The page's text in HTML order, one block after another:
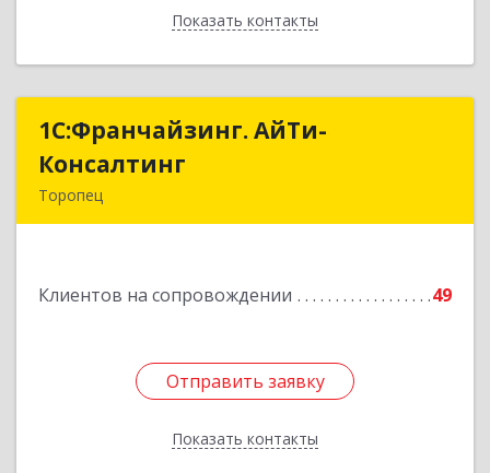
Показать контакты
Назад
1С:Франчайзинг. АйТи-
Консалтинг
Торопец
Клиентов на сопровождении 49
Отправить заявку
Показать контакты
1С:Франчайзинг. АйТи-
Подробнее
Отправить заявку
Назад